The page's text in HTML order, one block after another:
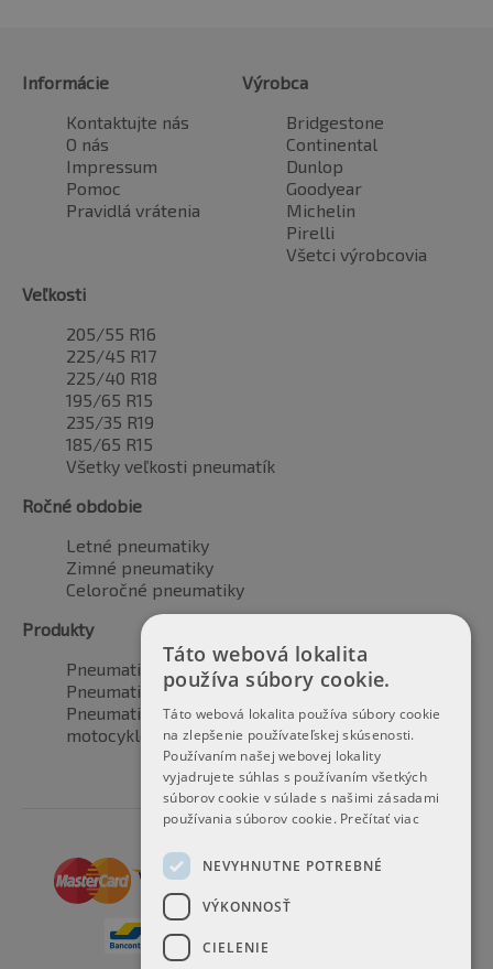
Informácie
Kontaktujte nás
O nás
Impressum
Pomoc
Pravidlá vrátenia
Výrobca
Bridgestone
Continental
Dunlop
Goodyear
Michelin
Pirelli
Všetci výrobcovia
Veľkosti
205/55 R16
225/45 R17
225/40 R18
195/65 R15
235/35 R19
185/65 R15
Všetky veľkosti pneumatík
Ročné obdobie
Letné pneumatiky
Zimné pneumatiky
Celoročné pneumatiky
Produkty
Pneumatiky pre automobily
Pneumatiky pre SUV / 4x4
Pneumatiky pre dodávku
motocyklové pneumatiky
Táto webová lokalita
používa súbory cookie.
Táto webová lokalita používa súbory cookie
na zlepšenie používateľskej skúsenosti.
Používaním našej webovej lokality
vyjadrujete súhlas s používaním všetkých
súborov cookie v súlade s našimi zásadami
používania súborov cookie. Prečítať viac
NEVYHNUTNE POTREBNÉ
VÝKONNOSŤ
CIELENIE